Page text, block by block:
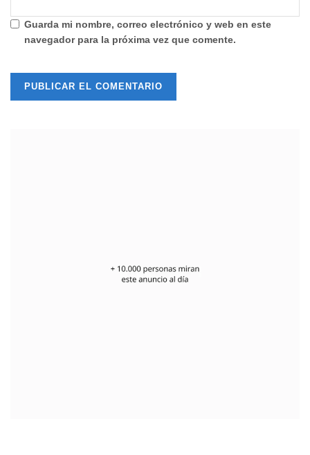
Guarda mi nombre, correo electrónico y web en este
navegador para la próxima vez que comente.